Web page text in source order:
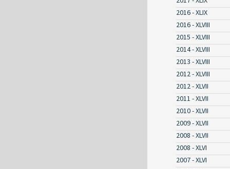
2016 - XLIX
2016 - XLVIII
2015 - XLVIII
2014 - XLVIII
2013 - XLVIII
2012 - XLVIII
2012 - XLVII
2011 - XLVII
2010 - XLVII
2009 - XLVII
2008 - XLVII
2008 - XLVI
2007 - XLVI